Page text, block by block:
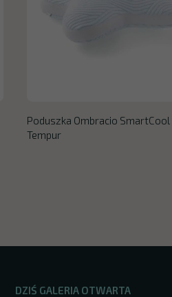
Poduszka Ombracio SmartCool
Tempur
DZIŚ GALERIA OTWARTA